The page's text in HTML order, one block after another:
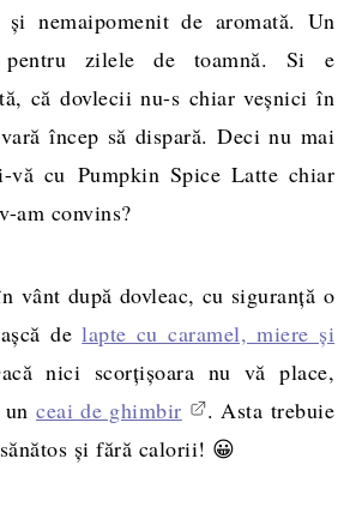
și nemaipomenit de aromată. Un
pentru zilele de toamnă. Si e
că dovlecii nu-s chiar veșnici în
încep să dispară. Deci nu mai
vă cu Pumpkin Spice Latte chiar
am convins?
vânt după dovleac, cu siguranţă o
delapte cu caramel, miere şi
nici scorţişoara nu vă place,
unceai de ghimbir
. Asta trebuie
şi fără calorii! 😀